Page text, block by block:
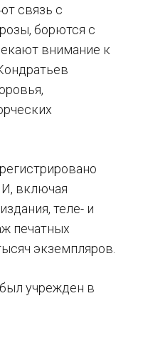
связь с
борются с
внимание к
включая
теле- и
печатных
экземпляров.
учрежден в